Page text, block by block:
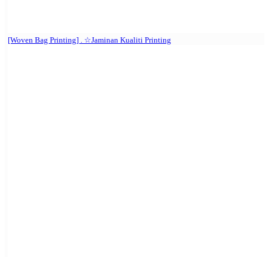
[Woven Bag Printing] . ☆Jaminan Kualiti Printing